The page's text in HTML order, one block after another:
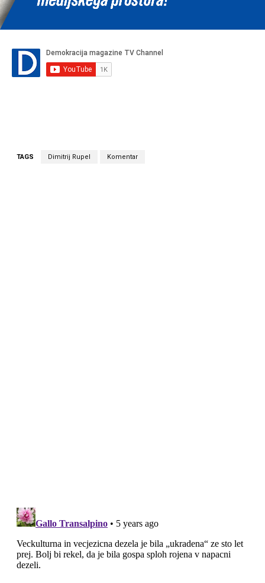
TAGS Dimitrij Rupel Komentar